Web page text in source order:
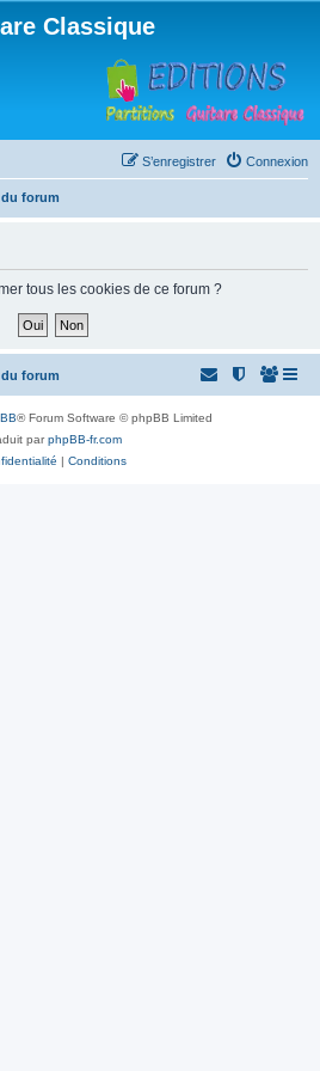
Classique
Connexion
S’enregistrer
forum
tous les cookies de ce forum ?
forum
® Forum Software © phpBB Limited
parphpBB-fr.com
| Conditions